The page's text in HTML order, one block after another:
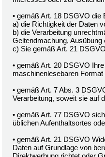
• gemäß Art. 18 DSGVO die
a) die Richtigkeit der Daten
b) die Verarbeitung
Geltendmachung,
c) Sie gemäß Art. 21
• gemäß Art. 20 DSGVO
maschinenlesebaren
• gemäß Art. 7 Abs. 3
Verarbeitung, soweit sie auf
• gemäß Art. 77 DSGVO
üblichen Aufenthaltsortes
• gemäß Art. 21 DSGVO
Daten auf Grundlage von